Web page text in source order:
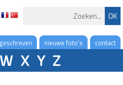
contact
nieuwe foto's
W X Y Z